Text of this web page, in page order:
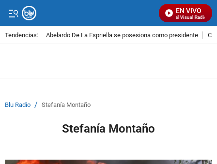
EN VIVO
Señal Visual Radio
Tendencias: Abelardo De La Espriella se posesiona como presidente
Blu Radio / Stefanía Montaño
Stefanía Montaño